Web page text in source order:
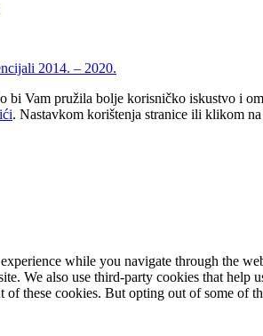
2014. – 2020.
bi Vam pružila bolje korisničko iskustvo i
. Nastavkom korištenja stranice ili klikom
while you navigate through the
We also use third-party cookies that
of these cookies. But opting out of some of